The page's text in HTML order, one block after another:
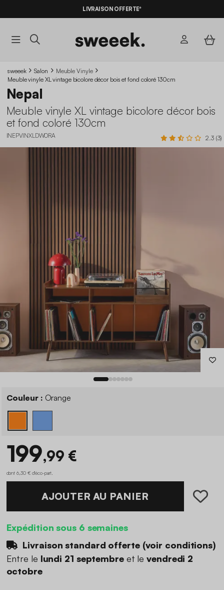
LIVRAISON OFFERTE*
sweeek Salon
Meuble Vinyle
Meuble vinyle XL vintage bicolore décor bois et fond coloré 130cm
Nepal
Meuble vinyle XL vintage bicolore décor bois
et fond coloré 130cm
INEPVINXLDWORA 2.3 (3)
Couleur : Orange
199,99 €
dont 6,30 € d'éco-part
AJOUTER AU PANIER
Expédition sous 6 semaines
Livraison standard offerte (voir conditions)
Entre le lundi 21 septembreet levendredi 2
octobre